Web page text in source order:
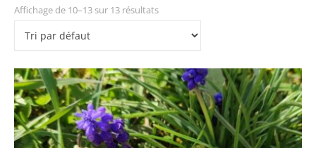
Affichage de 10–13 sur 13 résultats